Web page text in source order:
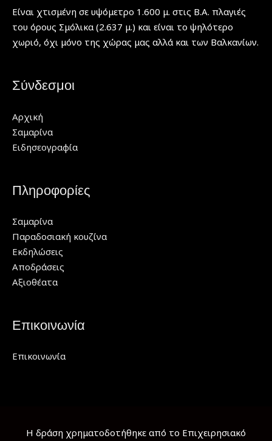
Είναι χτισμένη σε υψόμετρο 1.600 μ. στις Β.Α. πλαγιές
του όρους Σμόλικα (2.637 μ.) και είναι το ψηλότερο
χωριό, όχι μόνο της χώρας μας αλλά και των Βαλκανίων.
Σύνδεσμοι
Αρχική
Σαμαρίνα
Ειδησεογραφία
Πληροφορίες
Σαμαρίνα
Παραδοσιακή κουζίνα
Εκδηλώσεις
Αποδράσεις
Αξιοθέατα
Επικοινωνία
Επικοινωνία
Η δράση χρηματοδοτήθηκε από το Επιχειρησιακό